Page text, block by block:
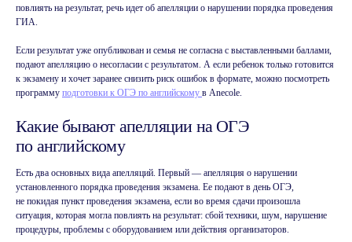
повлиять на результат, речь идет об апелляции о нарушении порядка проведения
ГИА.
Если результат уже опубликован и семья не согласна с выставленными баллами,
подают апелляцию о несогласии с результатом. А если ребенок только готовится
к экзамену и хочет заранее снизить риск ошибок в формате, можно посмотреть
программу подготовки к ОГЭ по английскому в Anecole.
Какие бывают апелляции на ОГЭ
по английскому
Есть два основных вида апелляций. Первый — апелляция о нарушении
установленного порядка проведения экзамена. Ее подают в день ОГЭ,
не покидая пункт проведения экзамена, если во время сдачи произошла
ситуация, которая могла повлиять на результат: сбой техники, шум, нарушение
процедуры, проблемы с оборудованием или действия организаторов.
Учитесь говорить легко
и с удовольствием
Попробовать
бесплатно